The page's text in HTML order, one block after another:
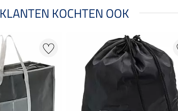
KLANTEN KOCHTEN OOK